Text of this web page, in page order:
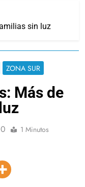
sin luz
ZONA SUR
Más de
0 1 Minutos